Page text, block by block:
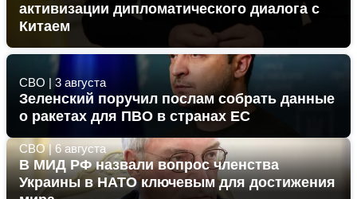
активизации дипломатического диалога с
Китаем
СВО | 3 августа
Зеленский поручил послам собрать данные
о ракетах для ПВО в странах ЕС
СВО|6 августа
В МИД РФ назвали вопрос членства
Украины в НАТО ключевым для достижения